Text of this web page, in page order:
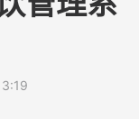
能？